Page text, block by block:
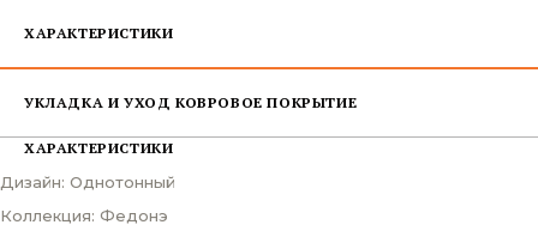
ХАРАКТЕРИСТИКИ
УКЛАДКА И УХОД КОВРОВОЕ ПОКРЫТИЕ
ХАРАКТЕРИСТИКИ
Дизайн: Однотонный
Коллекция: Федонэ